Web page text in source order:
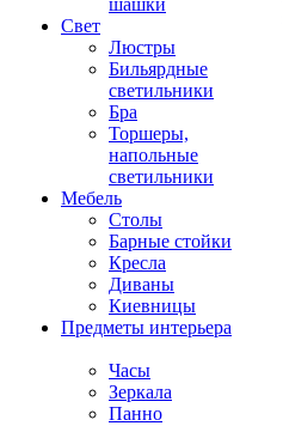
шашки
Свет
Люстры
Бильярдные
светильники
Бра
Торшеры,
напольные
светильники
Мебель
Столы
Барные стойки
Кресла
Диваны
Киевницы
Предметы интерьера
Часы
Зеркала
Панно